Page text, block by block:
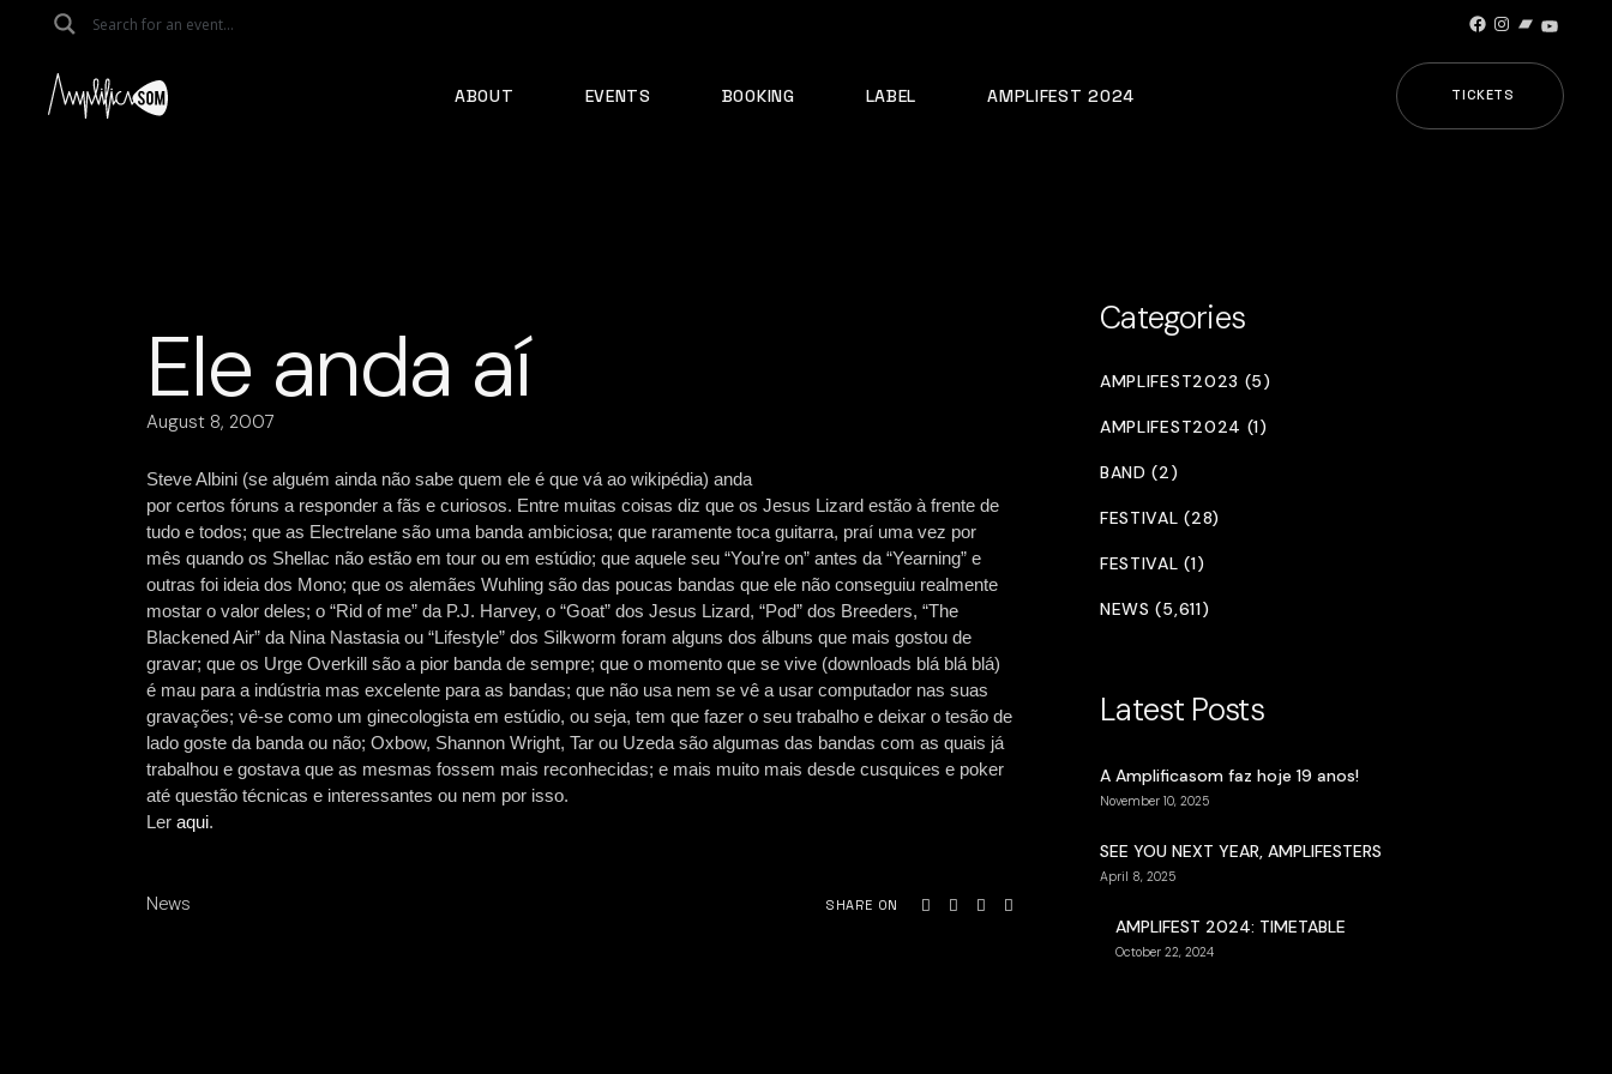
Facebook
Instagram
Bandcamp
ABOUT EVENTS BOOKING LABEL AMPLIFEST 2024 TICKETS
Ele anda aí
August 8, 2007
Steve Albini (se alguém ainda não sabe quem ele é que vá ao wikipédia) anda
por certos fóruns a responder a fãs e curiosos. Entre muitas coisas diz que os Jesus Lizard estão à frente de
tudo e todos; que as Electrelane são uma banda ambiciosa; que raramente toca guitarra, praí uma vez por
mês quando os Shellac não estão em tour ou em estúdio; que aquele seu “You’re on” antes da “Yearning” e
outras foi ideia dos Mono; que os alemães Wuhling são das poucas bandas que ele não conseguiu realmente
mostar o valor deles; o “Rid of me” da P.J. Harvey, o “Goat” dos Jesus Lizard, “Pod” dos Breeders, “The
Blackened Air” da Nina Nastasia ou “Lifestyle” dos Silkworm foram alguns dos álbuns que mais gostou de
gravar; que os Urge Overkill são a pior banda de sempre; que o momento que se vive (downloads blá blá blá)
é mau para a indústria mas excelente para as bandas; que não usa nem se vê a usar computador nas suas
gravações; vê-se como um ginecologista em estúdio, ou seja, tem que fazer o seu trabalho e deixar o tesão de
lado goste da banda ou não; Oxbow, Shannon Wright, Tar ou Uzeda são algumas das bandas com as quais já
trabalhou e gostava que as mesmas fossem mais reconhecidas; e mais muito mais desde cusquices e poker
até questão técnicas e interessantes ou nem por isso.
Ler aqui.
News SHARE ON
Categories
AMPLIFEST2023 (5)
AMPLIFEST2024 (1)
BAND (2)
FESTIVAL (28)
FESTIVAL (1)
NEWS (5,611)
Latest Posts
A Amplificasom faz hoje 19 anos!
November 10, 2025
SEE YOU NEXT YEAR, AMPLIFESTERS
April 8, 2025
AMPLIFEST 2024: TIMETABLE
October 22, 2024